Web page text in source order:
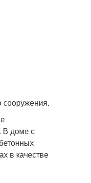
сооружения.
В доме с
в качестве